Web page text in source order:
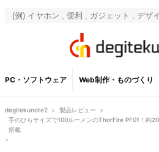
PC・ソフトウェア Web制作・ものづくり
degitekunote2 > 製品レビュー
>
手のひらサイズで100ルーメンのThorFire PF01！約
搭載
>